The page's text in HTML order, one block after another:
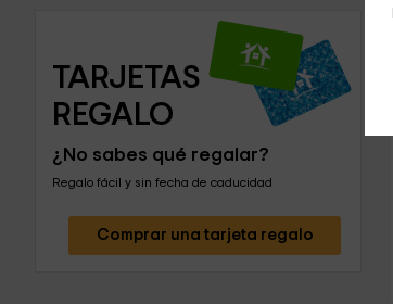
TARJETAS
REGALO
¿No sabes qué regalar?
Regalo fácil y sin fecha de caducidad
Comprar una tarjeta regalo